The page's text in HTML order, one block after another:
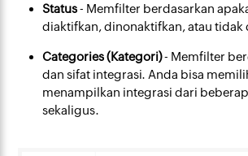
Status- Memfilter berdasarkan
diaktifkan, dinonaktifkan, atau tidak
Categories (Kategori)- Memfilter
dan sifat integrasi. Anda bisa
menampilkan integrasi dari
sekaligus.